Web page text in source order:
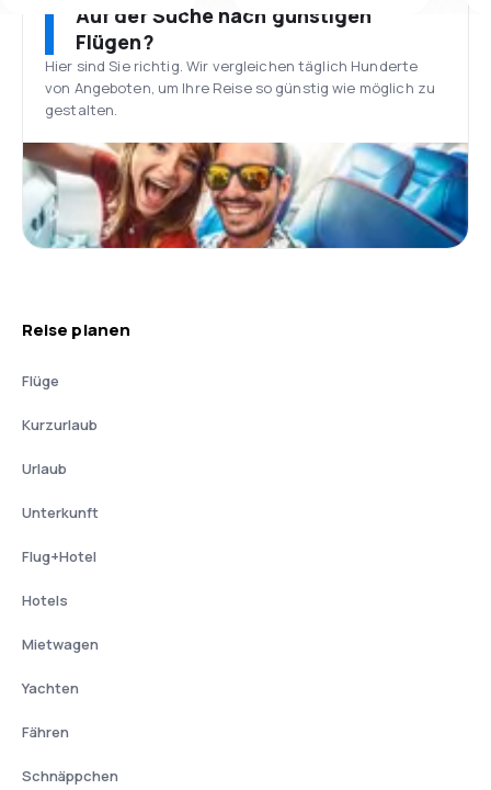
Auf der Suche nach günstigen
Flügen?
Hier sind Sie richtig. Wir vergleichen täglich Hunderte
von Angeboten, um Ihre Reise so günstig wie möglich zu
gestalten.
Reise planen
Flüge
Kurzurlaub
Urlaub
Unterkunft
Flug+Hotel
Hotels
Mietwagen
Yachten
Fähren
Schnäppchen